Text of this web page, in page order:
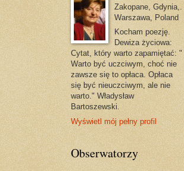
Zakopane, Gdynia,.
Warszawa, Poland
Kocham poezję.
Dewiza życiowa:
Cytat, który warto zapamiętać: "
Warto być uczciwym, choć nie
zawsze się to opłaca. Opłaca
się być nieuczciwym, ale nie
warto." Władysław
Bartoszewski.
Wyświetl mój pełny profil
Obserwatorzy